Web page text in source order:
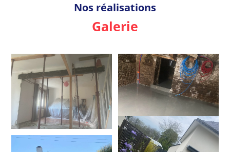
Nos réalisations
Galerie